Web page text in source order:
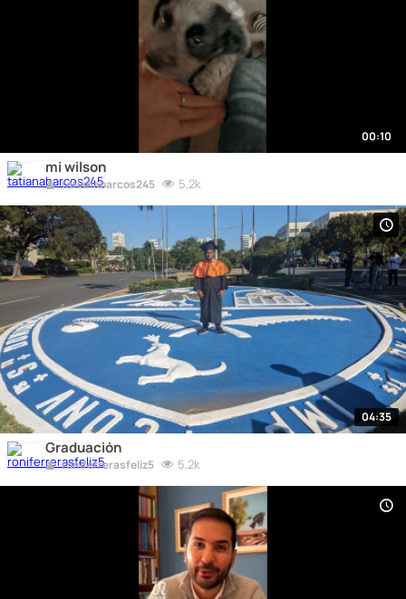
00:10
mi wilson
tatianabarcos245 5,2k
04:35
Graduación
roniferrerasfeliz5 5,2k